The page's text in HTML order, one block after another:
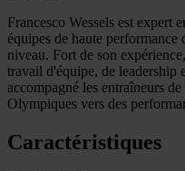
Francesco Wessels est expert
équipes de haute performance
niveau. Fort de son
travail d'équipe, de leadership
accompagné les entraîneurs
Olympiques vers des
Caractéristiques